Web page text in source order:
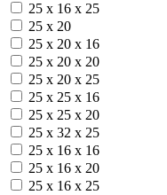
25 х 16 х 25
25 х 20
25 х 20 х 16
25 х 20 х 20
25 х 20 х 25
25 х 25 х 16
25 х 25 х 20
25 х 32 х 25
25 х 16 х 16
25 х 16 х 20
25 х 16 х 25